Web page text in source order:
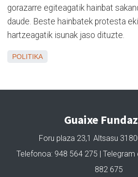
gorazarre egiteagatik hainbat
daude. Beste hainbatek protesta
hartzeagatik isunak jaso dituzte.
POLITIKA
Guaixe
Foru plaza 23,1 Altsasu
Telefonoa: 948 564 275 | Telegram
882 675